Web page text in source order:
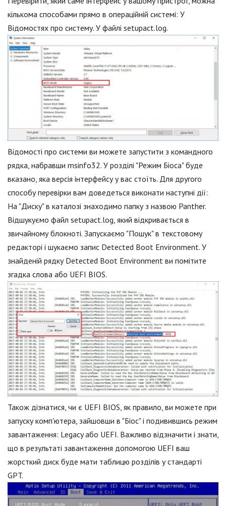
кількома способами прямо в операційній системі: У
Відомостях про систему. У файлі setupact.log.
Відомості про системи ви можете запустити з командного
рядка, набравши msinfo32. У розділі "Режим Біоса" буде
вказано, яка версія інтерфейсу у вас стоїть. Для другого
способу перевірки вам доведеться виконати наступні дії:
На "Диску" в каталозі знаходимо папку з назвою Panther.
Відшукуємо файл setupact.log, який відкривається в
звичайному блокноті. Запускаємо "Пошук" в текстовому
редакторі і шукаємо запис Detected Boot Environment. У
знайденій рядку Detected Boot Environment ви помітите
згадка слова або UEFI BIOS.
Також дізнатися, чи є UEFI BIOS, як правило, ви можете при
запуску комп'ютера, зайшовши в "Біос" і подивившись режим
завантаження: Legacy або UEFI. Важливо відзначити і знати,
що в результаті завантаження допомогою UEFI ваш
жорсткий диск буде мати таблицю розділів у стандарті
GPT.